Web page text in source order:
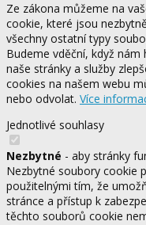
Ze zákona můžeme na
cookie, které jsou
všechny ostatní typy
Budeme vděční, když
naše stránky a služby
cookies na našem webu
nebo odvolat. Více
Jednotlivé souhlasy
Nezbytné - aby stránky
Nezbytné soubory cookie
použitelnými tím, že
stránce a přístup k
těchto souborů cookie